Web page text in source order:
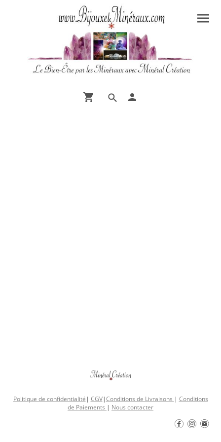
Politique de confidentialité | CGV|Conditions de Livraisons | Conditions
de Paiements | Nous contacter